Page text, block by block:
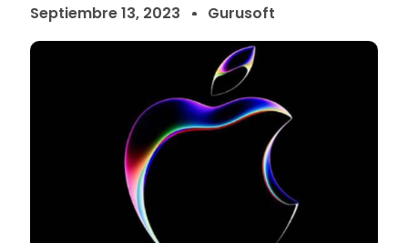
Septiembre 13, 2023 Gurusoft